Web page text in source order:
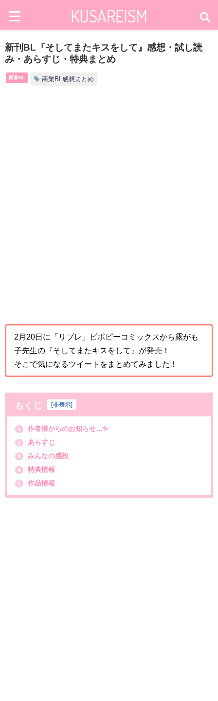
新刊BL『そしてまたキスをして』感想・試し読
み・あらすじ・特典まとめ
商業BL 商業BL感想まとめ
2月20日に「リブレ」ビポピーコミックスから露がも
子先生の『そしてまたキスをして』が発売！
そこで気になるツイートをまとめてみました！
もくじ [非表示]
1 作者様からのお知らせ…✨
2 あらすじ
3 みんなの感想
4 特典情報
5 作品情報